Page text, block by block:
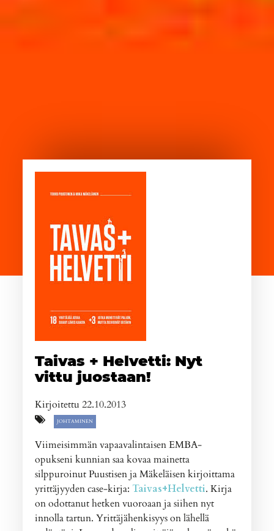
Taivas + Helvetti: Nyt
vittu juostaan!
Kirjoitettu 22.10.2013
JOHTAMINEN
Viimeisimmän vapaavalintaisen EMBA-
opukseni kunnian saa kovaa mainetta
silppuroinut Puustisen ja Mäkeläisen kirjoittama
yrittäjyyden case-kirja:Taivas+Helvetti. Kirja
on odottanut hetken vuoroaan ja siihen nyt
innolla tartun. Yrittäjähenkisyys on lähellä